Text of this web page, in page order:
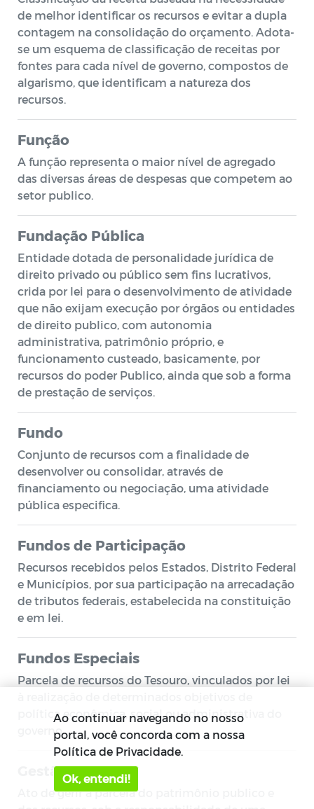
de melhor identificar os recursos e evitar a dupla
contagem na consolidação do orçamento. Adota-
se um esquema de classificação de receitas por
fontes para cada nível de governo, compostos de
algarismo, que identificam a natureza dos
recursos.
Função
A função representa o maior nível de agregado
das diversas áreas de despesas que competem ao
setor publico.
Fundação Pública
Entidade dotada de personalidade jurídica de
direito privado ou público sem fins lucrativos,
crida por lei para o desenvolvimento de atividade
que não exijam execução por órgãos ou entidades
de direito publico, com autonomia
administrativa, patrimônio próprio, e
funcionamento custeado, basicamente, por
recursos do poder Publico, ainda que sob a forma
de prestação de serviços.
Fundo
Conjunto de recursos com a finalidade de
desenvolver ou consolidar, através de
financiamento ou negociação, uma atividade
pública especifica.
Fundos de Participação
Recursos recebidos pelos Estados, Distrito Federal
e Municípios, por sua participação na arrecadação
de tributos federais, estabelecida na constituição
e em lei.
Fundos Especiais
Parcela de recursos do Tesouro, vinculados por lei
política econômica, social ou administrativa do
governo.
Gestão
Ato de gerir a parcela do patrimônio publico e
Ao continuar navegando no nosso
portal, você concorda com a nossa
Política de Privacidade.
Ok, entendi!